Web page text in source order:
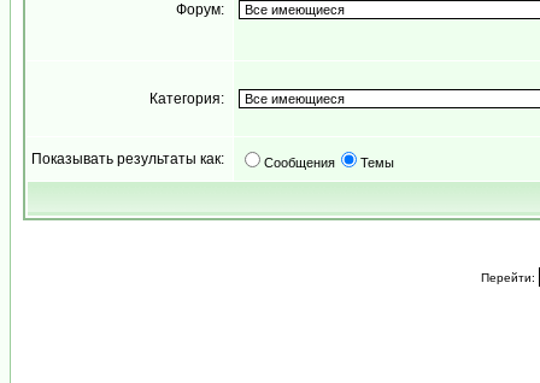
Форум:
Категория:
Показывать результаты как: Сообщения Темы
Перейти: